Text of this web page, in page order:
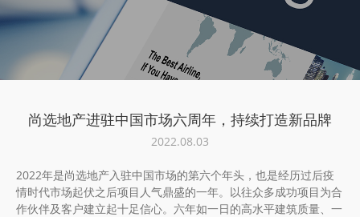
尚选地产进驻中国市场六周年，持续打造新品牌
2022.08.03
2022年是尚选地产入驻中国市场的第六个年头，也是经历过后疫
情时代市场起伏之后项目人气鼎盛的一年。以往众多成功项目为合
作伙伴及客户建立起十足信心。六年如一日的高水平建筑质量、一